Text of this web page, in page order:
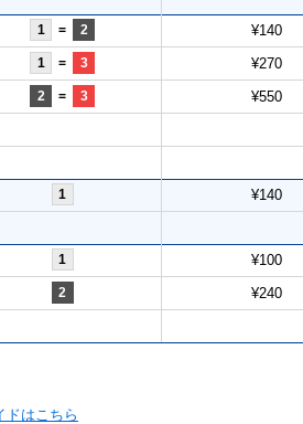
1 = 2 ¥140
1 = 3 ¥270
2 = 3 ¥550
1 ¥140
1 ¥100
2 ¥240
ドはこちら